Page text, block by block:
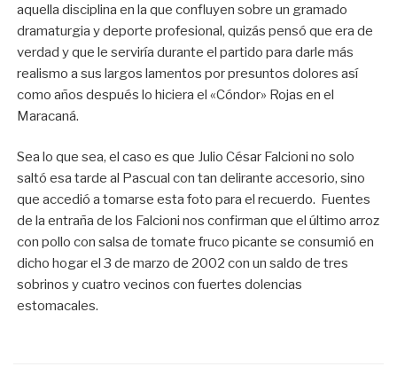
aquella disciplina en la que confluyen sobre un gramado
dramaturgia y deporte profesional, quizás pensó que era de
verdad y que le serviría durante el partido para darle más
realismo a sus largos lamentos por presuntos dolores así
como años después lo hiciera el «Cóndor» Rojas en el
Maracaná.
Sea lo que sea, el caso es que Julio César Falcioni no solo
saltó esa tarde al Pascual con tan delirante accesorio, sino
que accedió a tomarse esta foto para el recuerdo. Fuentes
de la entraña de los Falcioni nos confirman que el último arroz
con pollo con salsa de tomate fruco picante se consumió en
dicho hogar el 3 de marzo de 2002 con un saldo de tres
sobrinos y cuatro vecinos con fuertes dolencias
estomacales.